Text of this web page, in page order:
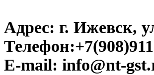
Адрес: г. Ижевск,
Телефон:
E-mail: info@nt-